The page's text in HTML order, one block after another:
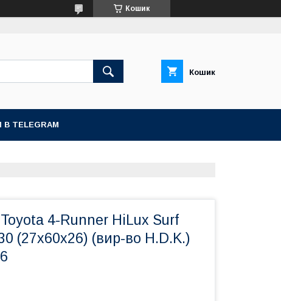
Кошик
Кошик
TELEGRAM
4-Runner HiLux Surf
(27x60x26) (вир-во H.D.K.)